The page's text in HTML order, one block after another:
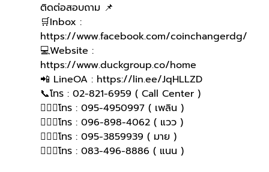
ติดต่อสอบถาม 📌
🛒Inbox :
https://www.facebook.com/coinchangerdg/
💻Website :
https://www.duckgroup.co/home
📲 LineOA : https://lin.ee/JqHLLZD
📞โทร : 02-821-6959 ( Call Center )
🙋🏻‍♀โทร : 095-4950997 ( เพลิน )
🙋🏻‍♀โทร : 096-898-4062 ( แวว )
🙋🏻‍♀️โทร : 095-3859939 ( มาย )
🙋🏻‍♀️โทร : 083-496-8886 ( แนน )